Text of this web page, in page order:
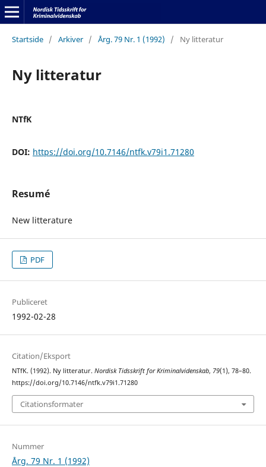
Startside / Arkiver / Årg. 79 Nr. 1 (1992) / Ny litteratur
Ny litteratur
NTfK
DOI: https://doi.org/10.7146/ntfk.v79i1.71280
Resumé
New litterature
PDF
Publiceret
1992-02-28
Citation/Eksport
NTfK. (1992). Ny litteratur. Nordisk Tidsskrift for Kriminalvidenskab, 79(1), 78–80.
https://doi.org/10.7146/ntfk.v79i1.71280
Citationsformater
Nummer
Årg. 79 Nr. 1 (1992)